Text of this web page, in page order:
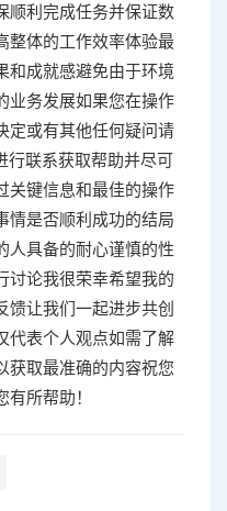
顺利完成任务并保证数
整体的工作效率体验最
和成就感避免由于环境
业务发展如果您在操作
定或有其他任何疑问请
行联系获取帮助并尽可
关键信息和最佳的操作
情是否顺利成功的结局
人具备的耐心谨慎的性
讨论我很荣幸希望我的
馈让我们一起进步共创
代表个人观点如需了解
获取最准确的内容祝您
所帮助！